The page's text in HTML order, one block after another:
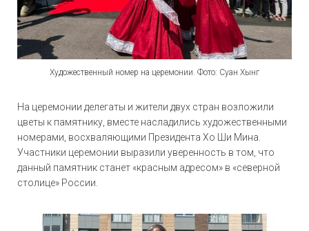
Художественный номер на церемонии. Фото: Суан Хынг
На церемонии делегаты и жители двух стран возложили
цветы к памятнику, вместе насладились художественными
номерами, восхваляющими Президента Хо Ши Мина.
Участники церемонии выразили уверенность в том, что
данный памятник станет «красным адресом» в «северной
столице» России.